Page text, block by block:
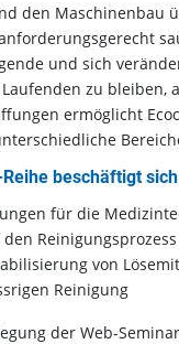
den Maschinenbau
und sich
zu bleiben,
ermöglicht
beschäftigt
für die
Reinigungsprozess
von
Reinigung
der Web-